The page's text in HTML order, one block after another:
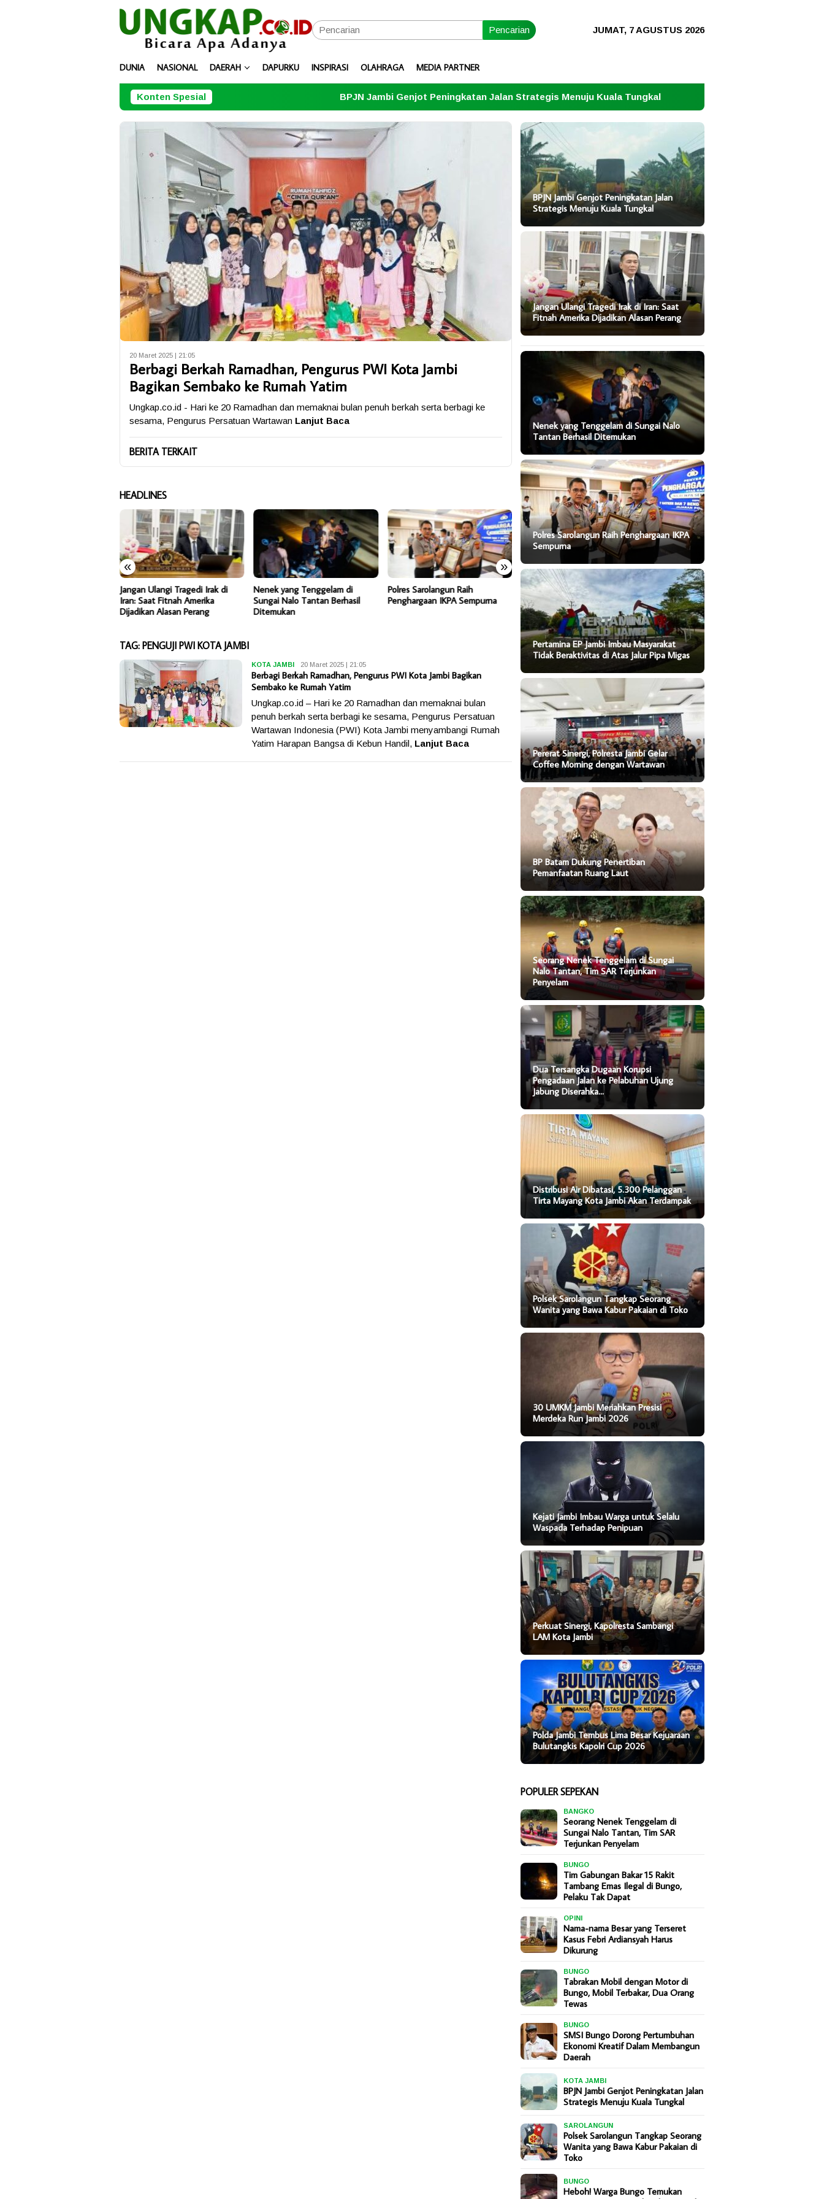
Pencarian JUMAT, 7 AGUSTUS 2026
DUNIA NASIONAL DAERAH DAPURKU INSPIRASI OLAHRAGA MEDIA PARTNER
Konten Spesial BPJN Jambi Genjot Peningkatan Jalan Strategis Menuju Kuala Tungkal Jangan Ulangi Tragedi Irak di Iran: Saat
20 Maret 2025 | 21:05
Berbagi Berkah Ramadhan, Pengurus PWI Kota Jambi
Bagikan Sembako ke Rumah Yatim
Ungkap.co.id - Hari ke 20 Ramadhan dan memaknai bulan penuh berkah serta berbagi ke
sesama, Pengurus Persatuan Wartawan Lanjut Baca
BERITA TERKAIT
HEADLINES
« »
Jangan Ulangi Tragedi Irak di
Iran: Saat Fitnah Amerika
Dijadikan Alasan Perang
Nenek yang Tenggelam di
Sungai Nalo Tantan Berhasil
Ditemukan
Polres Sarolangun Raih
Penghargaan IKPA Sempurna
Pertamina EP Jambi Imbau
Masyarakat Tidak Beraktivitas di
Atas Jalur Pipa Migas
BPJN Jambi Genjot Peningkatan
Jalan Strategis Menuju Kuala
Tungkal
TAG: PENGUJI PWI KOTA JAMBI
KOTA JAMBI Dika
20 Maret 2025 | 21:05
Berbagi Berkah Ramadhan, Pengurus PWI Kota Jambi Bagikan
Sembako ke Rumah Yatim
Ungkap.co.id – Hari ke 20 Ramadhan dan memaknai bulan
penuh berkah serta berbagi ke sesama, Pengurus Persatuan
Wartawan Indonesia (PWI) Kota Jambi menyambangi Rumah
Yatim Harapan Bangsa di Kebun Handil, Lanjut Baca
BPJN Jambi Genjot Peningkatan Jalan
Strategis Menuju Kuala Tungkal
Jangan Ulangi Tragedi Irak di Iran: Saat
Fitnah Amerika Dijadikan Alasan Perang
Nenek yang Tenggelam di Sungai Nalo
Tantan Berhasil Ditemukan
Polres Sarolangun Raih Penghargaan IKPA
Sempurna
Pertamina EP Jambi Imbau Masyarakat
Tidak Beraktivitas di Atas Jalur Pipa Migas
Pererat Sinergi, Polresta Jambi Gelar
Coffee Morning dengan Wartawan
BP Batam Dukung Penertiban
Pemanfaatan Ruang Laut
Seorang Nenek Tenggelam di Sungai
Nalo Tantan, Tim SAR Terjunkan
Penyelam
Dua Tersangka Dugaan Korupsi
Pengadaan Jalan ke Pelabuhan Ujung
Jabung Diserahka…
Distribusi Air Dibatasi, 5.300 Pelanggan
Tirta Mayang Kota Jambi Akan Terdampak
Polsek Sarolangun Tangkap Seorang
Wanita yang Bawa Kabur Pakaian di Toko
30 UMKM Jambi Meriahkan Presisi
Merdeka Run Jambi 2026
Kejati Jambi Imbau Warga untuk Selalu
Waspada Terhadap Penipuan
Perkuat Sinergi, Kapolresta Sambangi
LAM Kota Jambi
Polda Jambi Tembus Lima Besar Kejuaraan
Bulutangkis Kapolri Cup 2026
POPULER SEPEKAN
BANGKO
Seorang Nenek Tenggelam di
Sungai Nalo Tantan, Tim SAR
Terjunkan Penyelam
BUNGO
Tim Gabungan Bakar 15 Rakit
Tambang Emas Ilegal di Bungo,
Pelaku Tak Dapat
OPINI
Nama-nama Besar yang Terseret
Kasus Febri Ardiansyah Harus
Dikurung
BUNGO
Tabrakan Mobil dengan Motor di
Bungo, Mobil Terbakar, Dua Orang
Tewas
BUNGO
SMSI Bungo Dorong Pertumbuhan
Ekonomi Kreatif Dalam Membangun
Daerah
KOTA JAMBI
BPJN Jambi Genjot Peningkatan Jalan
Strategis Menuju Kuala Tungkal
SAROLANGUN
Polsek Sarolangun Tangkap Seorang
Wanita yang Bawa Kabur Pakaian di
Toko
BUNGO
Heboh! Warga Bungo Temukan